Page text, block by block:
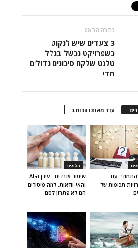
כתבה הבאה
3 צעדים שיש לנקוט
כשפרויקט נכשל בגלל
טלנט שלקח סיכונים גדולים
מדי
עוד מאותו הכותב
בלוגים
שימור עובדים בעידן ה-AI
והאי-וודאות: למה פיטורים
הם לא פתרון קסם
עם
תכופות של